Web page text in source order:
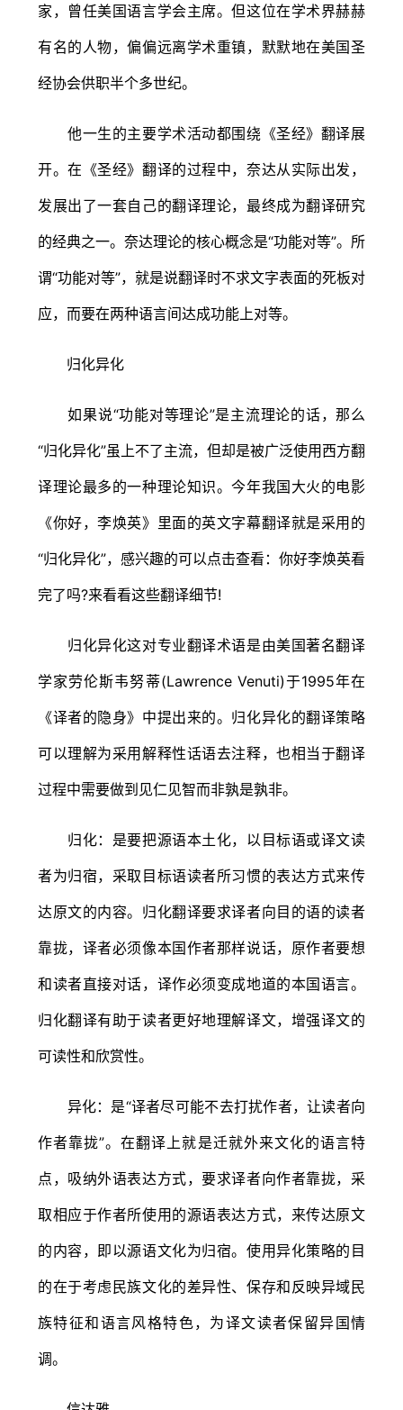
家，曾任美国语言学会主席。但这位在学术界赫赫
有名的人物，偏偏远离学术重镇，默默地在美国圣
经协会供职半个多世纪。
他一生的主要学术活动都围绕《圣经》翻译展
开。在《圣经》翻译的过程中，奈达从实际出发，
发展出了一套自己的翻译理论，最终成为翻译研究
的经典之一。奈达理论的核心概念是“功能对等”。所
谓“功能对等”，就是说翻译时不求文字表面的死板对
应，而要在两种语言间达成功能上对等。
归化异化
如果说“功能对等理论”是主流理论的话，那么
“归化异化”虽上不了主流，但却是被广泛使用西方翻
译理论最多的一种理论知识。今年我国大火的电影
《你好，李焕英》里面的英文字幕翻译就是采用的
“归化异化”，感兴趣的可以点击查看：你好李焕英看
完了吗?来看看这些翻译细节!
归化异化这对专业翻译术语是由美国著名翻译
学家劳伦斯韦努蒂(Lawrence Venuti)于1995年在
《译者的隐身》中提出来的。归化异化的翻译策略
可以理解为采用解释性话语去注释，也相当于翻译
过程中需要做到见仁见智而非孰是孰非。
归化：是要把源语本土化，以目标语或译文读
者为归宿，采取目标语读者所习惯的表达方式来传
达原文的内容。归化翻译要求译者向目的语的读者
靠拢，译者必须像本国作者那样说话，原作者要想
和读者直接对话，译作必须变成地道的本国语言。
归化翻译有助于读者更好地理解译文，增强译文的
可读性和欣赏性。
异化：是“译者尽可能不去打扰作者，让读者向
作者靠拢”。在翻译上就是迁就外来文化的语言特
点，吸纳外语表达方式，要求译者向作者靠拢，采
取相应于作者所使用的源语表达方式，来传达原文
的内容，即以源语文化为归宿。使用异化策略的目
的在于考虑民族文化的差异性、保存和反映异域民
族特征和语言风格特色，为译文读者保留异国情
调。